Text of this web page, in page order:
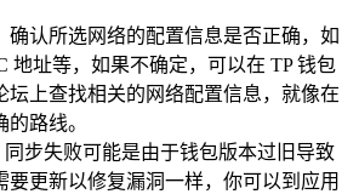
确认所选网络的配置信息是否正确，如
地址等，如果不确定，可以在 TP 钱包
坛上查找相关的网络配置信息，就像在
路线。
同步失败可能是由于钱包版本过旧导致
要更新以修复漏洞一样，你可以到应用